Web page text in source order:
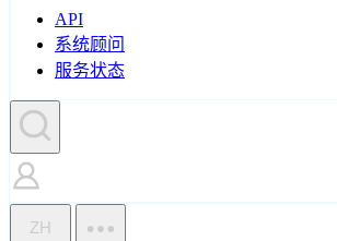
API
系统顾问
服务状态
ZH